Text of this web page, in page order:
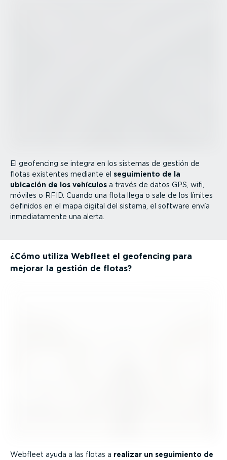
El geofencing se integra en los sistemas de gestión de
flotas existentes mediante el seguimiento de la
ubicación de los vehículos a través de datos GPS, wifi,
móviles o RFID. Cuando una flota llega o sale de los límites
definidos en el mapa digital del sistema, el software envía
inmedia­ta­mente una alerta.
¿Cómo utiliza Webfleet el geofencing para
mejorar la gestión de flotas?
Webfleet ayuda a las flotas a realizar un seguimiento de